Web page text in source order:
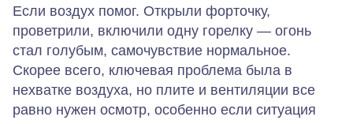
Если воздух помог. Открыли форточку,
проветрили, включили одну горелку — огонь
стал голубым, самочувствие нормальное.
Скорее всего, ключевая проблема была в
нехватке воздуха, но плите и вентиляции все
равно нужен осмотр, особенно если ситуация